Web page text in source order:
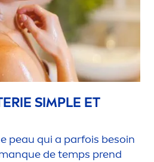
SIMPLE ET
peau qui a parfois besoin
de temps prend